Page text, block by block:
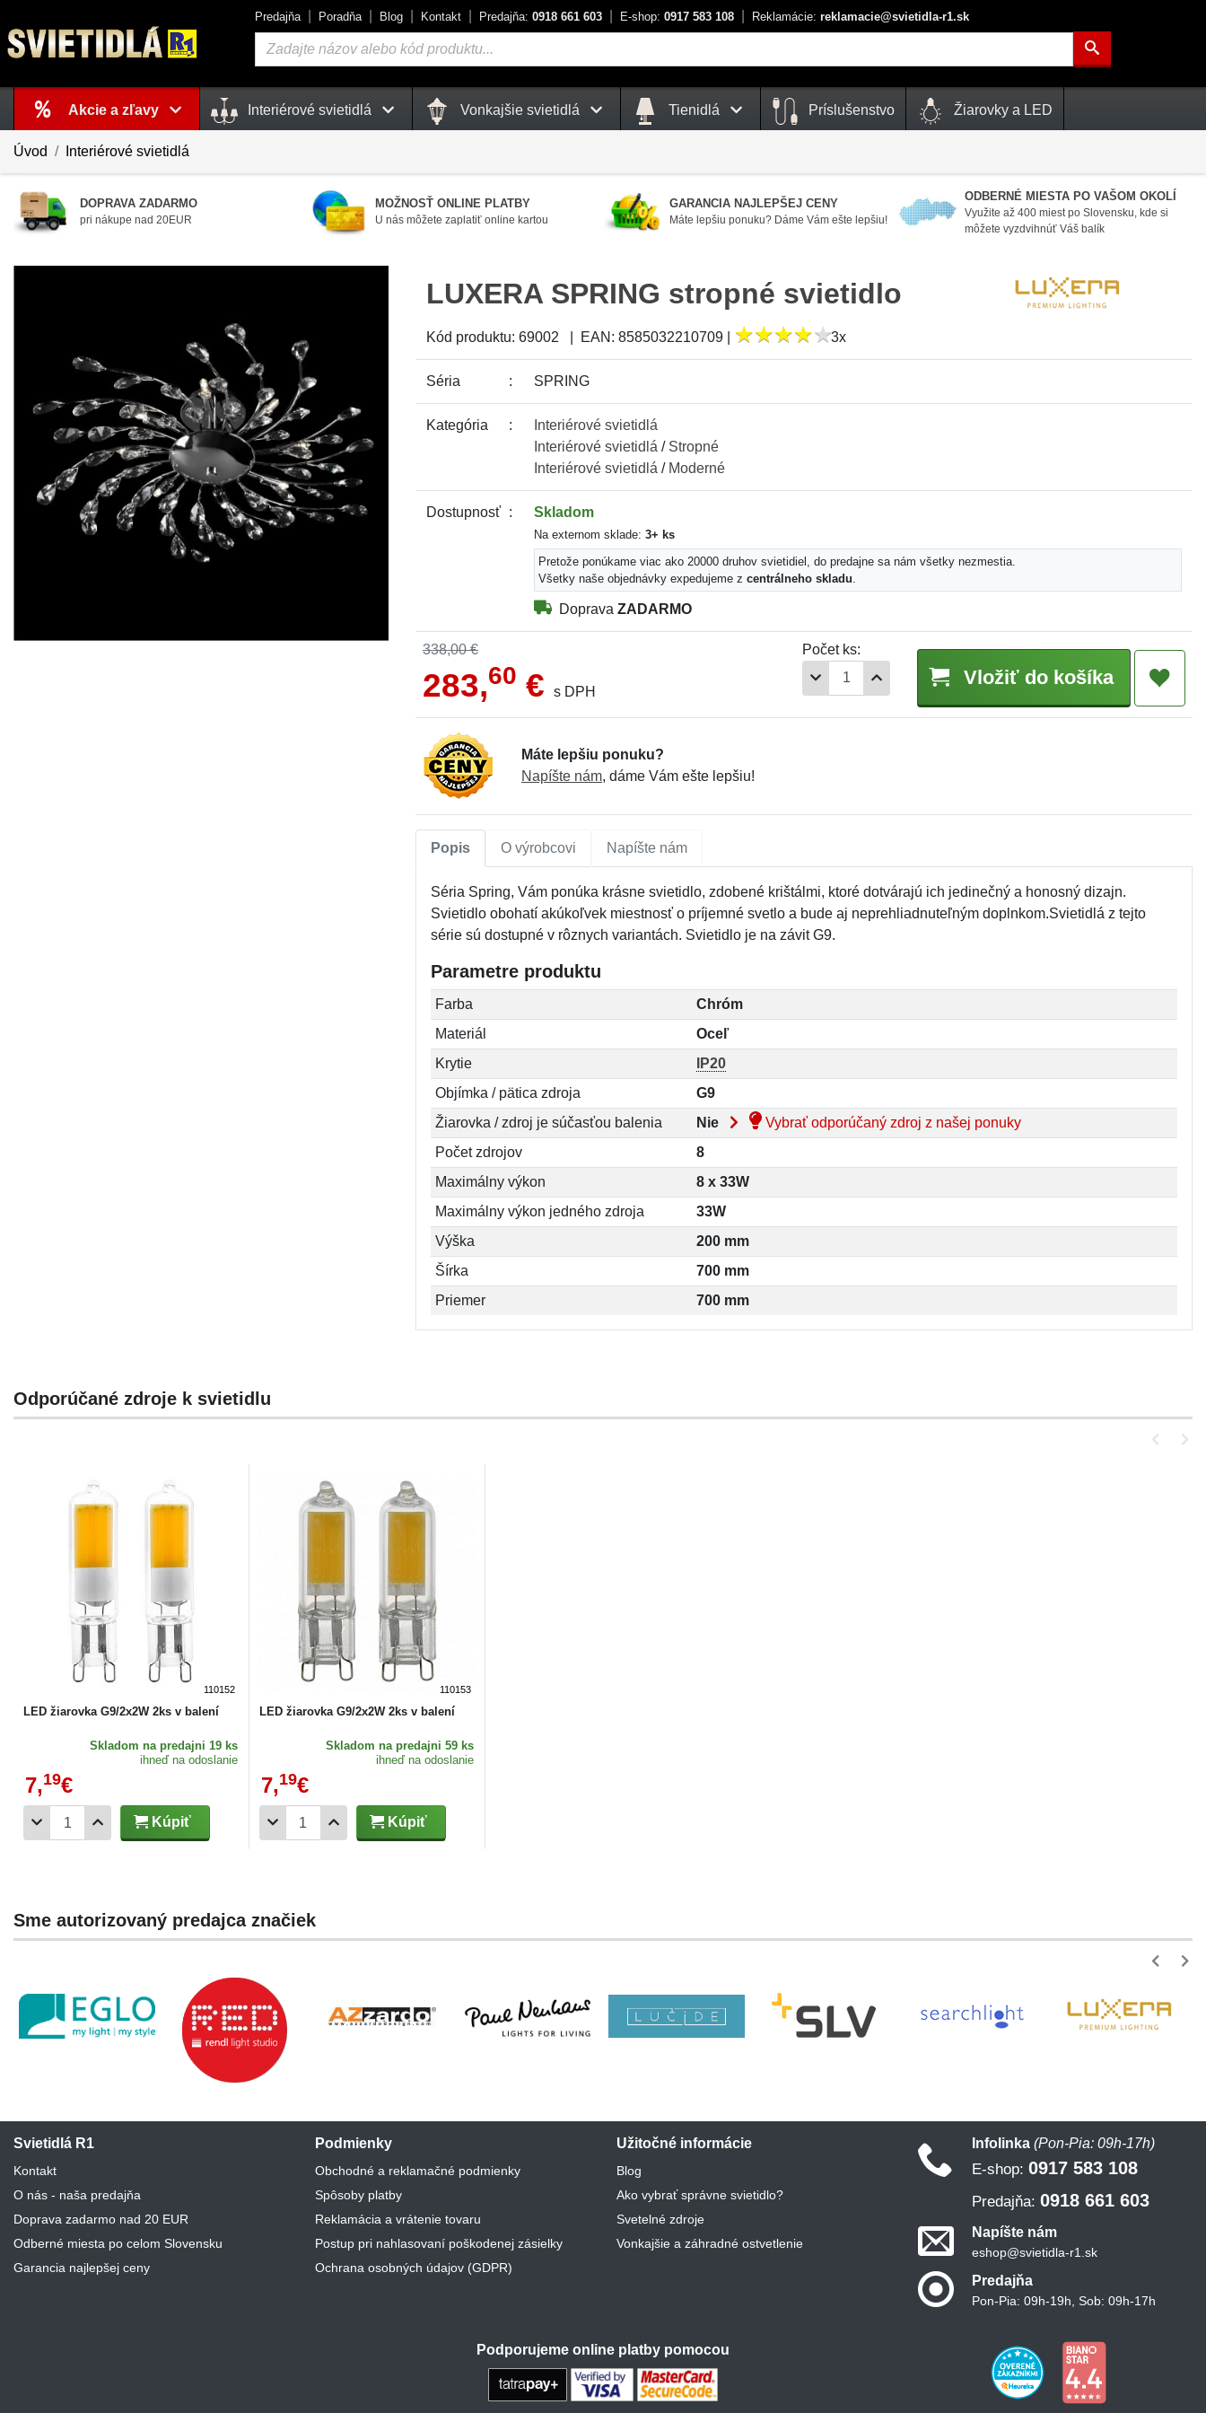
Predajňa Poradňa Blog Kontakt Predajňa: 0918 661 603 E-shop: 0917 583 108 Reklamácie: reklamacie@svietidla-r1.sk
Vyhľadávanie
Košík
je prázdny
Akcie a zľavy Interiérové svietidlá Vonkajšie svietidlá Tienidlá Príslušenstvo Žiarovky a LED
Úvod Interiérové svietidlá
DOPRAVA ZADARMO
pri nákupe nad 20EUR
MOŽNOSŤ ONLINE PLATBY
U nás môžete zaplatiť online kartou
GARANCIA NAJLEPŠEJ CENY
Máte lepšiu ponuku? Dáme Vám ešte lepšiu!
ODBERNÉ MIESTA PO VAŠOM OKOLÍ
Využite až 400 miest po Slovensku, kde si
môžete vyzdvihnúť Váš balík
LUXERA SPRING stropné svietidlo
Kód produktu: 69002 EAN: 8585032210709 ★★★★★
★★★★★3x
Séria SPRING
Kategória Interiérové svietidlá
Interiérové svietidlá / Stropné
Interiérové svietidlá / Moderné
Dostupnosť Skladom
Na externom sklade: 3+ ks
Pretože ponúkame viac ako 20000 druhov svietidiel, do predajne sa nám všetky nezmestia.
Všetky naše objednávky expedujeme z centrálneho skladu
Doprava ZADARMO
338,00 €
283,60 € s DPH
Počet ks:
Vložiť do košíka
Máte lepšiu ponuku?
Napíšte nám, dáme Vám ešte lepšiu!
Popis O výrobcovi Napíšte nám
Séria Spring, Vám ponúka krásne svietidlo, zdobené krištálmi, ktoré dotvárajú ich jedinečný a honosný dizajn.
Svietidlo obohatí akúkoľvek miestnosť o príjemné svetlo a bude aj neprehliadnuteľným doplnkom.Svietidlá z tejto
série sú dostupné v rôznych variantách. Svietidlo je na závit G9.
Parametre produktu
Farba
Chróm
Materiál
Oceľ
Krytie
IP20
Objímka / pätica zdroja
G9
Žiarovka / zdroj je súčasťou balenia
Nie
Vybrať odporúčaný zdroj z našej ponuky
Počet zdrojov
8
Maximálny výkon
8 x 33W
Maximálny výkon jedného zdroja
33W
Výška
200 mm
Šírka
700 mm
Priemer
700 mm
Odporúčané zdroje k svietidlu
110152
LED žiarovka G9/2x2W 2ks v balení
Skladom na predajni 19 ks
ihneď na odoslanie
7,19€
Kúpiť
110153
LED žiarovka G9/2x2W 2ks v balení
Skladom na predajni 59 ks
ihneď na odoslanie
7,19€
Kúpiť
Sme autorizovaný predajca značiek
Svietidlá R1
Kontakt
O nás - naša predajňa
Doprava zadarmo nad 20 EUR
Odberné miesta po celom Slovensku
Garancia najlepšej ceny
Podmienky
Obchodné a reklamačné podmienky
Spôsoby platby
Reklamácia a vrátenie tovaru
Postup pri nahlasovaní poškodenej zásielky
Ochrana osobných údajov (GDPR)
Užitočné informácie
Blog
Ako vybrať správne svietidlo?
Svetelné zdroje
Vonkajšie a záhradné ostvetlenie
Infolinka (Pon-Pia: 09h-17h)
E-shop: 0917 583 108
Predajňa: 0918 661 603
Napíšte nám
eshop@svietidla-r1.sk
Predajňa
Pon-Pia: 09h-19h, Sob: 09h-17h
Podporujeme online platby pomocou